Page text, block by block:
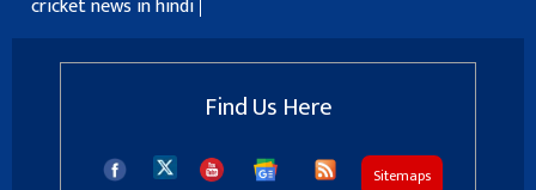
Find Us Here
Sitemaps